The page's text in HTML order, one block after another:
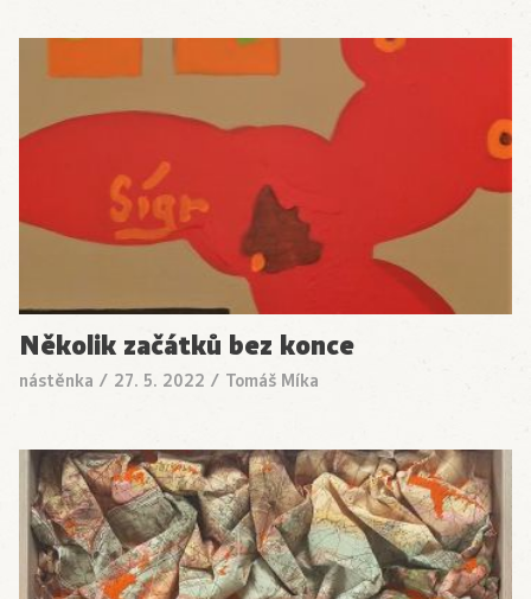
Několik začátků bez konce
nástěnka / 27. 5. 2022 / Tomáš Míka